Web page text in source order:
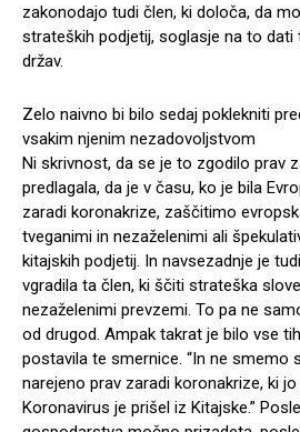
zakonodajo tudi člen, ki določa, da
strateških podjetij, soglasje na to dati
držav.
Zelo naivno bi bilo sedaj poklekniti
vsakim njenim nezadovoljstvom
Ni skrivnost, da se je to zgodilo prav
predlagala, da je v času, ko je bila
zaradi koronakrize, zaščitimo
tveganimi in nezaželenimi ali
kitajskih podjetij. In navsezadnje je
vgradila ta člen, ki ščiti strateška
nezaželenimi prevzemi. To pa ne
od drugod. Ampak takrat je bilo vse
postavila te smernice. “In ne smemo
narejeno prav zaradi koronakrize, ki
Koronavirus je prišel iz Kitajske.”